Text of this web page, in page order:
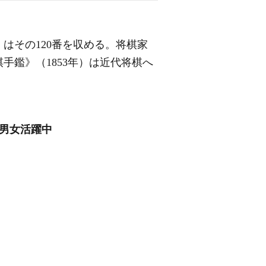
その120番を収める。将棋家
鑑》（1853年）は近代将棋へ
女活躍中